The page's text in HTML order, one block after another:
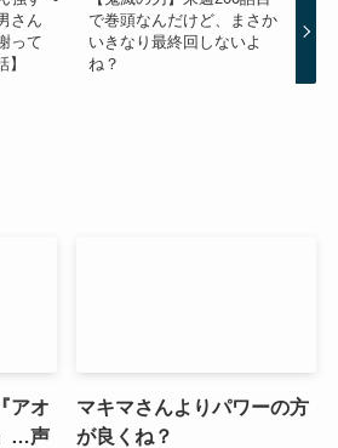
さん
って
で巻頭なんだけど、まさか
いきなり最終回しないよ
ね？
アオ
…声
マキマさんよりパワーの方
が良くね？